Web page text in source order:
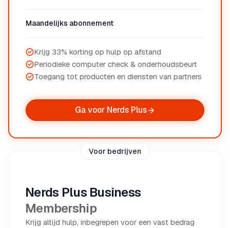
Maandelijks abonnement
Krijg 33% korting op hulp op afstand
Periodieke computer check & onderhoudsbeurt
Toegang tot producten en diensten van partners
Ga voor Nerds Plus
Nerds Plus Business
Membership
Krijg altijd hulp, inbegrepen voor een vast bedrag
Voor bedrijven